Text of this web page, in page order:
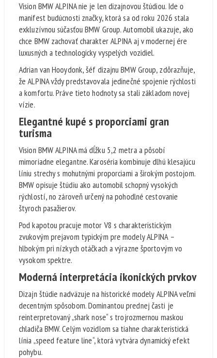
Vision BMW ALPINA nie je len dizajnovou štúdiou. Ide o
manifest budúcnosti značky, ktorá sa od roku 2026 stala
exkluzívnou súčasťou BMW Group. Automobil ukazuje, ako
chce BMW zachovať charakter ALPINA aj v modernej ére
luxusných a technologicky vyspelých vozidiel.
Adrian van Hooydonk, šéf dizajnu BMW Group, zdôrazňuje,
že ALPINA vždy predstavovala jedinečné spojenie rýchlosti
a komfortu. Práve tieto hodnoty sa stali základom novej
vízie.
Elegantné kupé s proporciami gran
turisma
Vision BMW ALPINA má dĺžku 5,2 metra a pôsobí
mimoriadne elegantne. Karoséria kombinuje dlhú klesajúcu
líniu strechy s mohutnými proporciami a širokým postojom.
BMW opisuje štúdiu ako automobil schopný vysokých
rýchlostí, no zároveň určený na pohodlné cestovanie
štyroch pasažierov.
Pod kapotou pracuje motor V8 s charakteristickým
zvukovým prejavom typickým pre modely ALPINA –
hlbokým pri nízkych otáčkach a výrazne športovým vo
vysokom spektre.
Moderná interpretácia ikonických prvkov
Dizajn štúdie nadväzuje na historické modely ALPINA veľmi
decentným spôsobom. Dominantou prednej časti je
reinterpretovaný „shark nose“ s trojrozmernou maskou
chladiča BMW. Celým vozidlom sa tiahne charakteristická
línia „speed feature line“, ktorá vytvára dynamický efekt
pohybu.